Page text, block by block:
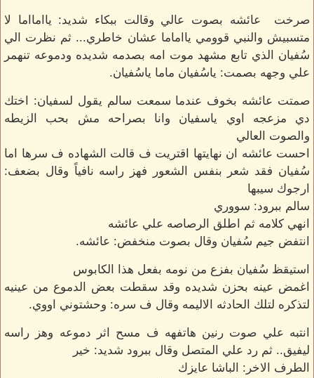
صرخت عائشه بصوت عالي وقالت ببكاء شديد: ياامااما لا
متسبيش والنبي قوومي يااماما عشان خاطري... ثم نظرت الي
سُفيان الذي تابع مشهد موت امه بصدمه شديده ودموعه تنهمر
علي وجهه بصمت: ياسُفيان ماما ياسُفيان.
صمتت عائشه بخوف عندما سمعت سالم يقول لسفيان: اختك
دي مزعجه اوي ياسفيان وانا بصراحه مش بحب الزيطه
والصوت العالي
احست عائشه ان نهايتها اقتريت ف قالت الشهاده ف سرها اما
سُفيان فقد شعر بنفس الشعور فهز راسه نافياً وقال بضعف:
ارجوك سيبها
سالم ببرود: سووري
انهي كلامه ثم اطلق الرصاصه علي عائشه
انتفض جيم سُفيان وقال بصوت منخفض: عائشه.
استيقظ سُفيان بفزع من نومه بفعل هذا الكابوس
اغمض عينه بحزن شديده وقد سقطت بعض الدموع من عينيه
لتذكره لتلك الحادثه الاليمه وقال ف سره: وحشتوني اووي.
انتبه علي صوت رنين هاتفهه ف مسح اثر دموعه وهز راسه
ليفيق.. ثم رد علي المتصل وقال ببرود شديد: خير
الطرف الاخر: الباشا عايزك